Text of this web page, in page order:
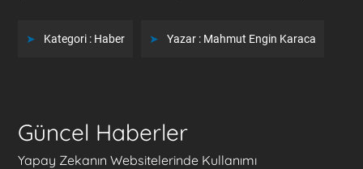
Kategori : Haber Yazar : Mahmut Engin Karaca
Güncel Haberler
Yapay Zekanın Websitelerinde Kullanımı